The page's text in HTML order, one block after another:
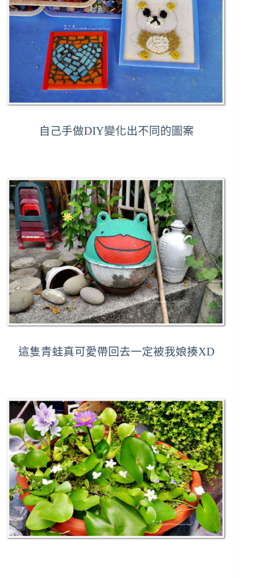
自己手做DIY變化出不同的圖案
這隻青蛙真可愛帶回去一定被我娘揍XD